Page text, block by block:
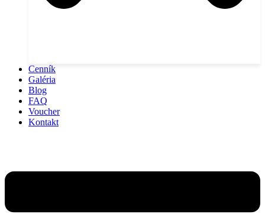
Cenník
Galéria
Blog
FAQ
Voucher
Kontakt